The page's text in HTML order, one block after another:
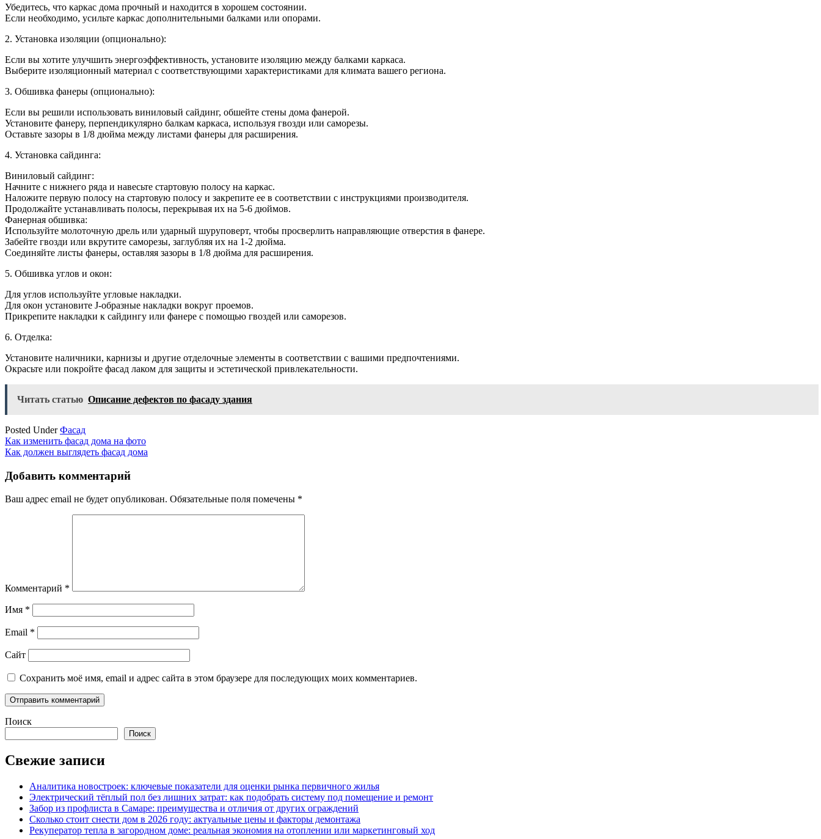
Убедитесь, что каркас дома прочный и находится в хорошем состоянии.
Если необходимо, усильте каркас дополнительными балками или опорами.
2. Установка изоляции (опционально):
Если вы хотите улучшить энергоэффективность, установите изоляцию между балками каркаса.
Выберите изоляционный материал с соответствующими характеристиками для климата вашего региона.
3. Обшивка фанеры (опционально):
Если вы решили использовать виниловый сайдинг, обшейте стены дома фанерой.
Установите фанеру, перпендикулярно балкам каркаса, используя гвозди или саморезы.
Оставьте зазоры в 1/8 дюйма между листами фанеры для расширения.
4. Установка сайдинга:
Виниловый сайдинг:
Начните с нижнего ряда и навесьте стартовую полосу на каркас.
Наложите первую полосу на стартовую полосу и закрепите ее в соответствии с инструкциями производителя.
Продолжайте устанавливать полосы, перекрывая их на 5-6 дюймов.
Фанерная обшивка:
Используйте молоточную дрель или ударный шуруповерт, чтобы просверлить направляющие отверстия в фанере.
Забейте гвозди или вкрутите саморезы, заглубляя их на 1-2 дюйма.
Соединяйте листы фанеры, оставляя зазоры в 1/8 дюйма для расширения.
5. Обшивка углов и окон:
Для углов используйте угловые накладки.
Для окон установите J-образные накладки вокруг проемов.
Прикрепите накладки к сайдингу или фанере с помощью гвоздей или саморезов.
6. Отделка:
Установите наличники, карнизы и другие отделочные элементы в соответствии с вашими предпочтениями.
Окрасьте или покройте фасад лаком для защиты и эстетической привлекательности.
Читать статью Описание дефектов по фасаду здания
Posted UnderФасад
Навигация
по
записям
Как изменить фасад дома на фото
Как должен выглядеть фасад дома
Добавить комментарий
Ваш адрес email не будет опубликован. Обязательные поля помечены *
Комментарий *
Имя *
Email *
Сайт
Сохранить моё имя, email и адрес сайта в этом браузере для последующих моих комментариев.
Поиск
Поиск
Свежие записи
Аналитика новостроек: ключевые показатели для оценки рынка первичного жилья
Электрический тёплый пол без лишних затрат: как подобрать систему под помещение и ремонт
Забор из профлиста в Самаре: преимущества и отличия от других ограждений
Сколько стоит снести дом в 2026 году: актуальные цены и факторы демонтажа
Рекуператор тепла в загородном доме: реальная экономия на отоплении или маркетинговый ход